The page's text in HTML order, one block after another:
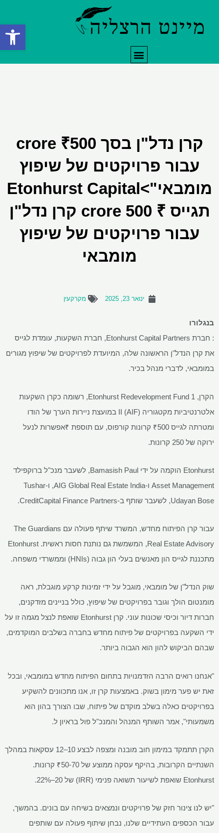
פתח
תפריט
קרן נדל"ן בסך ₹500 crore
עבור פרויקטים של שיפוץ
מומבאי">Etonhurst Capital
תגייס ₹ 500 crore קרן נדל"ן
עבור פרויקטים של שיפוץ
מומבאי
ינואר 23, 2025 מקרקעין
בנגלורו
: חברת Etonhurst Capital Partners, חברת השקעות, עומדת לגייס
את קרן הנדל"ן הראשונה שלה, המיועדת לפרויקטים של שיפוץ מגורים
במומבאי, לדברי מנהל בכיר.
הקרן, Etonhurst Redevelopment Fund 1, רשומה כקרן השקעות
אלטרנטיביות מקטגוריה II (AIF) במועצת ניירות הערך של הודו
ומטרתה לגייס
₹500 קרונות קורפוס, עם תוספת ₹אפשרות לנעל
ירוקה של 250 קרונות.
Etonhurst הוקמה על ידי Bamasish Paul, לשעבר מנכ"ל ברוקפילד
Asset Management ו-AIG Global Real Estate India, ו-Tushar
Udayan Bose, לשעבר שותף ב-CreditCapital Finance Partners.
עבור קרן הפיתוח מחדש, המשרד שיתף פעולה עם The Guardians
Real Estate Advisory, המשמשת גם נותנת חסות ראשית. Etonhurst
מתכננת לגייס הון מאנשים בעלי הון גבוה (HNIs) וממשרדי משפחה.
שוק הנדל"ן של מומבאי, מוגבל על ידי זמינות קרקע מוגבלת, ראה
מומנטום הולך וגובר בפרויקטים של שיפוץ, כולל בניינים מזדקנים,
חברות דיור וכיסי שכונות עוני. קרן Etonhurst שואפת לנצל מגמה זו על
ידי השקעה בפרויקטים של פיתוח מחדש בחברה בשלבים המוקדמים,
שבהם הביקוש להון הוא הגבוה ביותר.
"אנחנו רואים הרבה הזדמנויות בתחום הפיתוח מחדש במומבאי, ובכל
זאת יש פער מימון בשוק. באמצעות קרן זו, אנו מתכוונים להשקיע
בפרויקטים כאלה בשלב מוקדם של פיתוח, שבו הצורך בהון הוא
משמעותי", אמר השותף המנהל והמנכ"ל פול בראיון ל.
הקרן תתמקד במימון חוב מובנה ומצפה לבצע 10–12 עסקאות במהלך
השנתיים הקרובות, בהיקף עסקה ממוצע של
₹ 50-70 קרונות.
Etonhurst שואפת לשיעור תשואה פנימי (IRR) של 20–22%.
"יש לנו צינור חזק של פרויקטים ונמצאים בשיחה עם בונים. בהמשך,
עבור הכספים העתידיים שלנו, נבחן שיתוף פעולה עם שותפים